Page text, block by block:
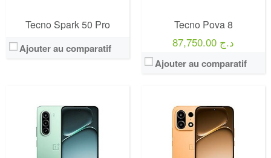
Tecno Spark 50 Pro
Ajouter au comparatif
Tecno Pova 8
87,750.00 د.ج
Ajouter au comparatif